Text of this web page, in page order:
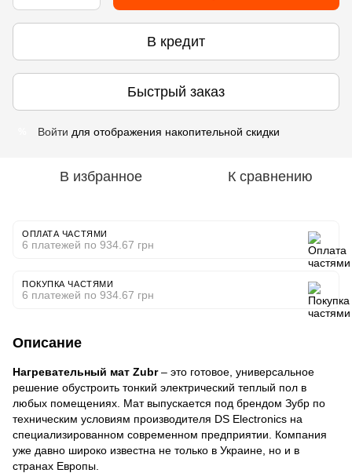
В кредит
Быстрый заказ
Войти для отображения накопительной скидки
В избранное К сравнению
ОПЛАТА ЧАСТЯМИ
6 платежей по 934.67 грн
ПОКУПКА ЧАСТЯМИ
6 платежей по 934.67 грн
Описание
Нагревательный мат Zubr– это готовое, универсальное
решение обустроить тонкий электрический теплый пол в
любых помещениях. Мат выпускается под брендом Зубр по
техническим условиям производителя DS Electronics на
специализированном современном предприятии. Компания
уже давно широко известна не только в Украине, но и в
странах Европы.